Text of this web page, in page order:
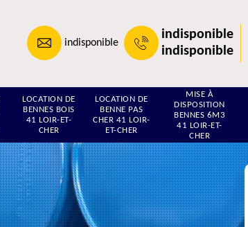
indisponible
indisponible
indisponible
LOCATION DE
BENNES BOIS
41 LOIR-ET-
CHER
LOCATION DE
BENNE PAS
CHER 41 LOIR-
ET-CHER
MISE À
DISPOSITION
BENNES 6M3
41 LOIR-ET-
CHER